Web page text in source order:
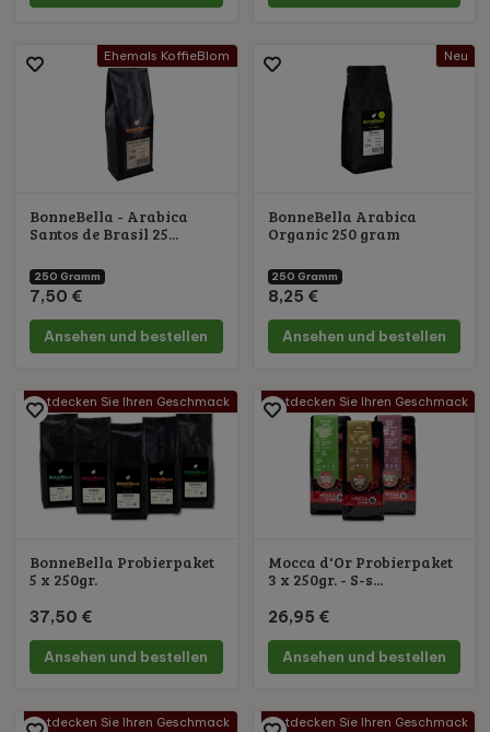
Ehemals KoffieBlom
BonneBella - Arabica
Santos de Brasil 25...
250 Gramm
7,50 €
Ansehen und bestellen
Neu
BonneBella Arabica
Organic 250 gram
250 Gramm
8,25 €
Ansehen und bestellen
Entdecken Sie Ihren Geschmack
BonneBella Probierpaket
5 x 250gr.
37,50 €
Ansehen und bestellen
Entdecken Sie Ihren Geschmack
Mocca d'Or Probierpaket
3 x 250gr. - S-s...
26,95 €
Ansehen und bestellen
Entdecken Sie Ihren Geschmack Entdecken Sie Ihren Geschmack